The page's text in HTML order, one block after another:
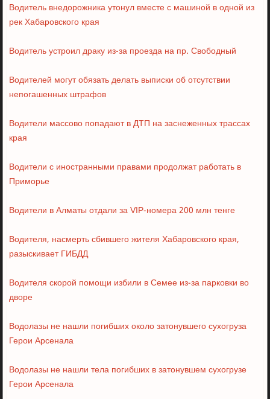
Водитель внедорожника утонул вместе с машиной в одной из
рек Хабаровского края
Водитель устроил драку из-за проезда на пр. Свободный
Водителей могут обязать делать выписки об отсутствии
непогашенных штрафов
Водители массово попадают в ДТП на заснеженных трассах
края
Водители с иностранными правами продолжат работать в
Приморье
Водители в Алматы отдали за VIP-номера 200 млн тенге
Водителя, насмерть сбившего жителя Хабаровского края,
разыскивает ГИБДД
Водителя скорой помощи избили в Семее из-за парковки во
дворе
Водолазы не нашли погибших около затонувшего сухогруза
Герои Арсенала
Водолазы не нашли тела погибших в затонувшем сухогрузе
Герои Арсенала